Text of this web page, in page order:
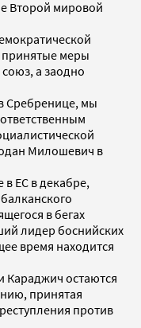
Второй мировой
принятые меры
а заодно
Сребренице, мы
Милошевич в
в ЕС в декабре,
в бегах
лидер боснийских
время находится
Караджич остаются
принятая
против